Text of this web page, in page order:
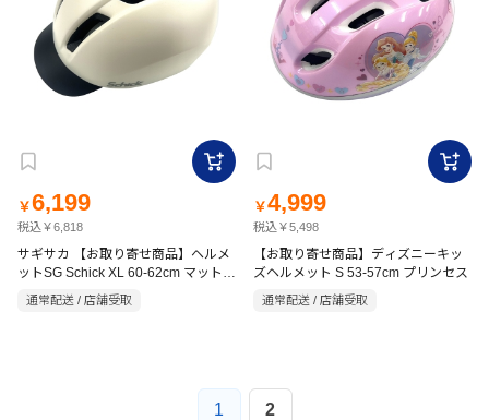
￥6,199
税込￥6,818
サギサカ 【お取り寄せ商品】ヘルメ
ットSG Schick XL 60-62cm マットオ
フホワイト
通常配送 / 店舗受取
￥4,999
税込￥5,498
【お取り寄せ商品】ディズニーキッ
ズヘルメット S 53-57cm プリンセス
通常配送 / 店舗受取
1 2